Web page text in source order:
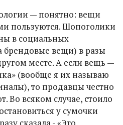
— понятно: вещи
пользуются. Шопоголики
в социальных
брендовые вещи) в разы
месте. А если вещь —
(вообще я их называю
то продавцы честно
Во всяком случае, стоило
у сумочки
сказала - «Это